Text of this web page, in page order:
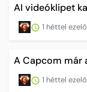
AI videóklipet
1 héttel
A Capcom már
1 héttel